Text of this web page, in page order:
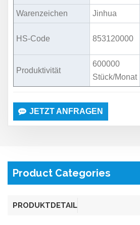
Warenzeichen Jinhua
HS-Code 853120000
Produktivität
600000
Stück/Monat
JETZT ANFRAGEN
Product Categories
PRODUKTDETAIL